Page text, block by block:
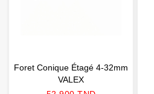
Foret Conique Étagé 4-32mm
VALEX